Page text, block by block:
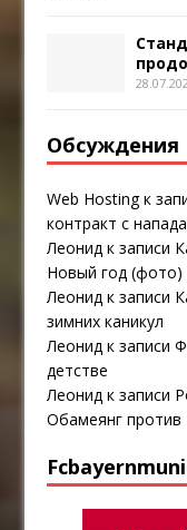
Обсуждения
Web Hostingк
контракт с
Леонид к записи
Новый год (фото)
Леонид к записи
зимних каникул
Леонид к записи
детстве
Леонид к записи
Обамеянг